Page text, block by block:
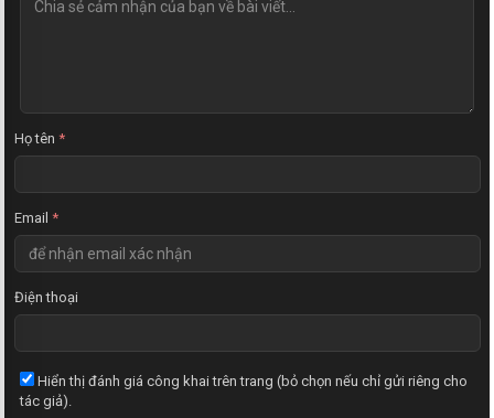
Họ tên *
Email *
Điện thoại
Hiển thị đánh giá công khai trên trang (bỏ chọn nếu chỉ gửi riêng cho
tác giả).